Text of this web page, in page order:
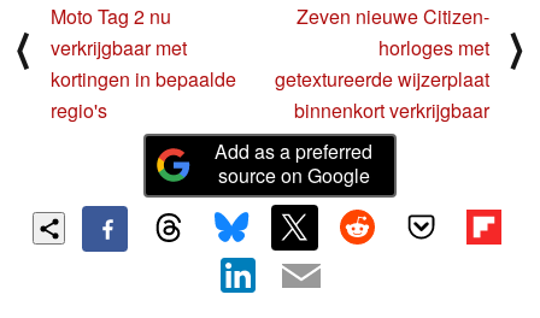
⟨
Moto Tag 2 nu
verkrijgbaar met
kortingen in bepaalde
regio's
Zeven nieuwe Citizen-
horloges met
getextureerde wijzerplaat
binnenkort verkrijgbaar
⟩
Add as a preferred
source on Google